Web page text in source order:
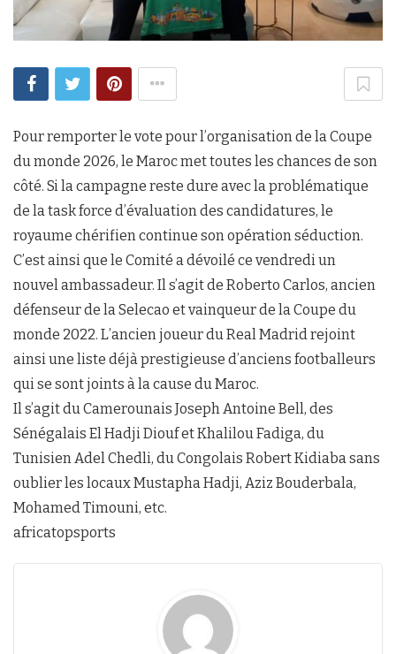
Pour remporter le vote pour l’organisation de la Coupe
du monde 2026, le Maroc met toutes les chances de son
côté. Si la campagne reste dure avec la problématique
de la task force d’évaluation des candidatures, le
royaume chérifien continue son opération séduction.
C’est ainsi que le Comité a dévoilé ce vendredi un
nouvel ambassadeur. Il s’agit de Roberto Carlos, ancien
défenseur de la Selecao et vainqueur de la Coupe du
monde 2022. L’ancien joueur du Real Madrid rejoint
ainsi une liste déjà prestigieuse d’anciens footballeurs
qui se sont joints à la cause du Maroc.
Il s’agit du Camerounais Joseph Antoine Bell, des
Sénégalais El Hadji Diouf et Khalilou Fadiga, du
Tunisien Adel Chedli, du Congolais Robert Kidiaba sans
oublier les locaux Mustapha Hadji, Aziz Bouderbala,
Mohamed Timouni, etc.
africatopsports